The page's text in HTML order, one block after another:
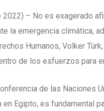
2022) – No es exagerado
la emergencia climática,
Humanos, Volker
de los esfuerzos para
de las Naciones
Egipto, es fundamental